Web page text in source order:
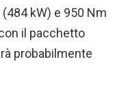
kW) e 950 Nm
il pacchetto
probabilmente